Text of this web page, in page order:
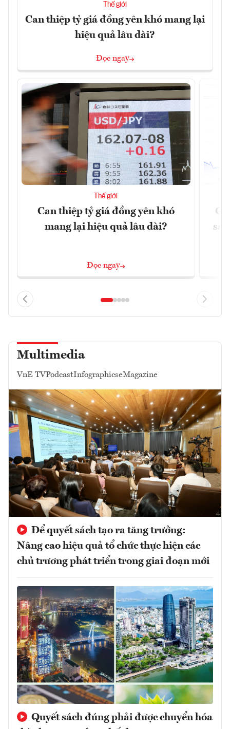
Thế giới
Can thiệp tỷ giá đồng yên khó mang lại
hiệu quả lâu dài?
Đọc ngay
Thế giới
Can thiệp tỷ giá đồng yên khó
mang lại hiệu quả lâu dài?
Đọc ngay
Multimedia
VnE TVPodcastInfographicseMagazine
Để quyết sách tạo ra tăng trưởng:
Nâng cao hiệu quả tổ chức thực hiện các
chủ trương phát triển trong giai đoạn mới
Quyết sách đúng phải được chuyển hóa